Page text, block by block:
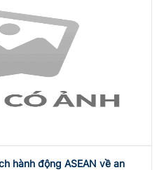
hành động ASEAN về an